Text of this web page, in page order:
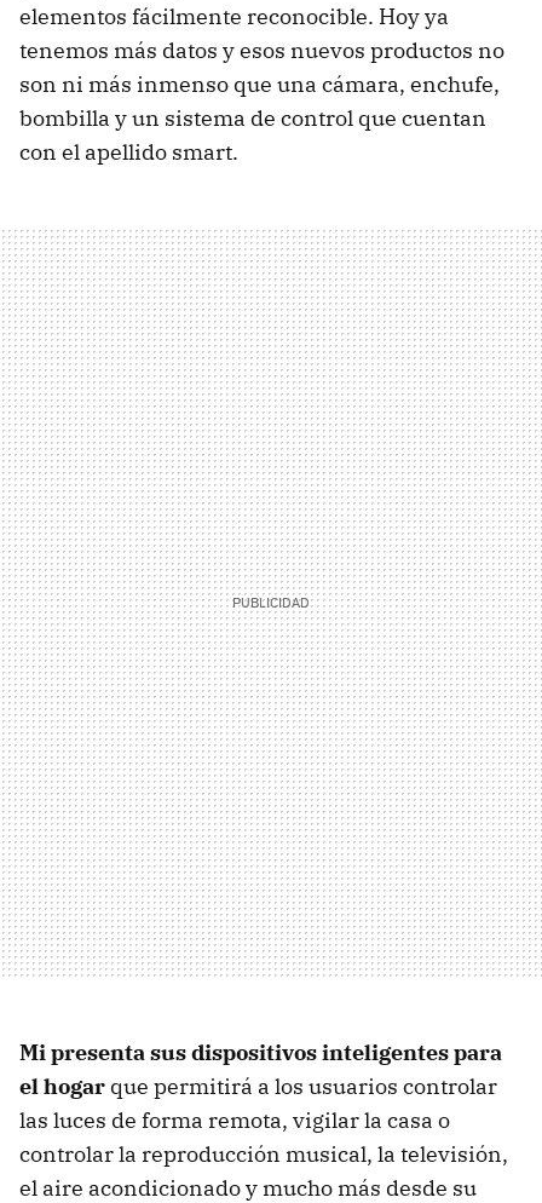
elementos fácilmente reconocible. Hoy ya
tenemos más datos y esos nuevos productos no
son ni más inmenso que una cámara, enchufe,
bombilla y un sistema de control que cuentan
con el apellido smart.
Mi presenta sus dispositivos inteligentes para
el hogar que permitirá a los usuarios controlar
las luces de forma remota, vigilar la casa o
controlar la reproducción musical, la televisión,
el aire acondicionado y mucho más desde su